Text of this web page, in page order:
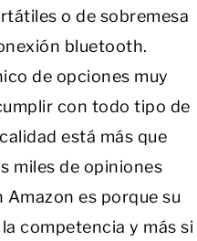
o de sobremesa
bluetooth.
de opciones muy
con todo tipo de
está más que
miles de opiniones
es porque su
competencia y más si